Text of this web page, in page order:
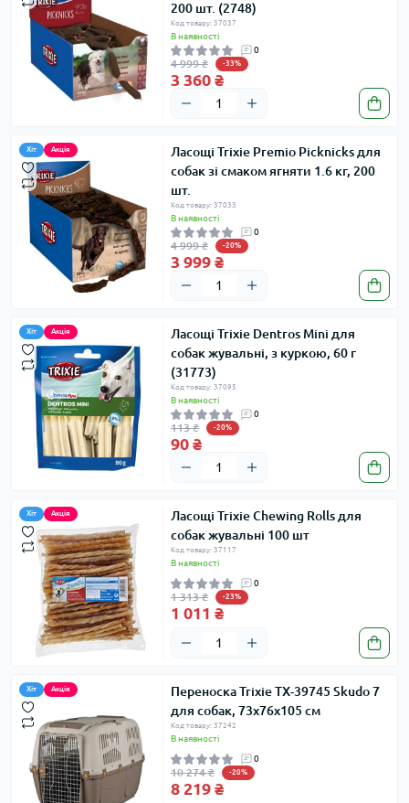
200 шт. (2748)
Код товару: 37037
В наявності
0
4 999 ₴ -33%
3 360 ₴
Хіт Акція
Ласощі Trixie Premio Picknicks для
собак зі смаком ягняти 1.6 кг, 200
шт.
Код товару: 37033
В наявності
0
4 999 ₴ -20%
3 999 ₴
Хіт Акція
Ласощі Trixie Dentros Mini для
собак жувальні, з куркою, 60 г
(31773)
Код товару: 37095
В наявності
0
113 ₴ -20%
90 ₴
Хіт Акція
Ласощі Trixie Chewing Rolls для
собак жувальні 100 шт
Код товару: 37117
В наявності
0
1 313 ₴ -23%
1 011 ₴
Хіт Акція
Переноска Trixie TX-39745 Skudo 7
для собак, 73х76х105 см
Код товару: 37242
В наявності
0
10 274 ₴ -20%
8 219 ₴